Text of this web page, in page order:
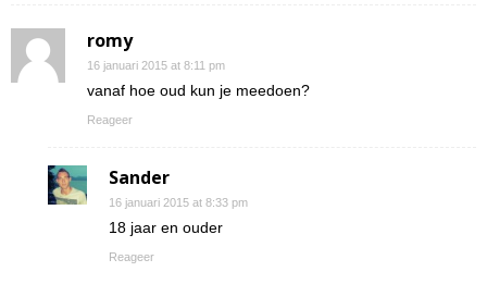
romy
16 januari 2015 at 8:11 pm
vanaf hoe oud kun je meedoen?
Reageer
Sander
16 januari 2015 at 8:33 pm
18 jaar en ouder
Reageer